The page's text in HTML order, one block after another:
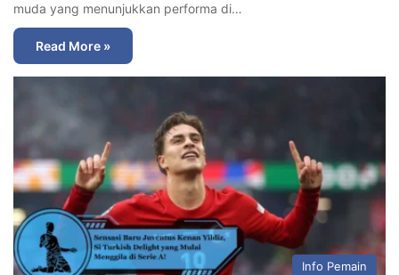
muda yang menunjukkan performa di…
Read More »
Info Pemain